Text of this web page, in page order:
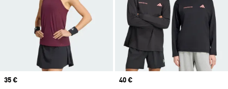
Prix
35 €
Prix
40 €